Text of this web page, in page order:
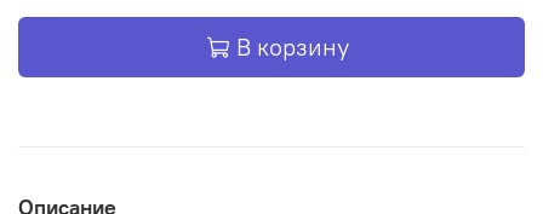
В корзину
Описание